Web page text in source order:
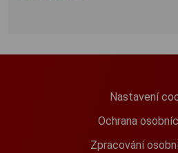
Nastavení
Ochrana
Zpracování